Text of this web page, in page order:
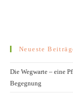
Neueste
Die Wegwarte – eine
Begegnung